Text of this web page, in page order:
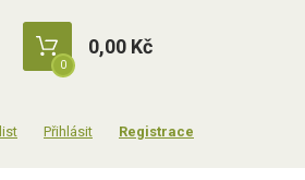
0
0,00 Kč
Přihlásit Registrace